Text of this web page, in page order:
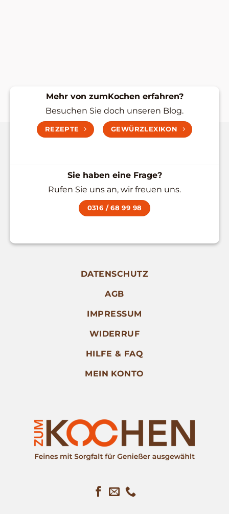
Mehr von zumKochen erfahren?
Besuchen Sie doch unseren Blog.
REZEPTE GEWÜRZLEXIKON
Sie haben eine Frage?
Rufen Sie uns an, wir freuen uns.
0316 / 68 99 98
DATENSCHUTZ
AGB
IMPRESSUM
WIDERRUF
HILFE & FAQ
MEIN KONTO